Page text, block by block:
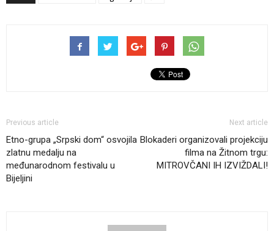
Previous article
Etno-grupa „Srpski dom“ osvojila
zlatnu medalju na
međunarodnom festivalu u
Bijeljini
Next article
Blokaderi organizovali projekciju
filma na Žitnom trgu:
MITROVČANI IH IZVIŽDALI!